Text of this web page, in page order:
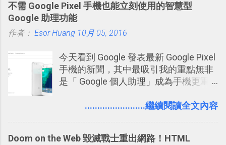
牢騷，或許你也想要透過Twitter來詢問
什麼事情。各式各樣被發表的
「twitter」會像資訊之河一樣在首頁、
不管是採用什麼樣的方式利用Twitter，
沒有人會有意見，這是我覺得Twitter很
自由也很有趣的一個地方，我可以無拘
利用Twitter來嘗試各種可能。例如 目前
些軟體更新、網站服務的資訊，未來也
不需 Google Pixel 手機也能立刻使用的智慧型
Google 助理功能
作者： Esor Huang 10月 05, 2016
今天看到 Google 發表最新 Google Pixel
手機的新聞，其中最吸引我的重點無非
是「 Google 個人助理」成為手機更重
「這是他使用過最聰明的一台智慧型手
問、可以找出特殊的照片、可以規劃我
........................繼續閱讀全文內容
Doom on the Web 毀滅戰士重出網路！HTML